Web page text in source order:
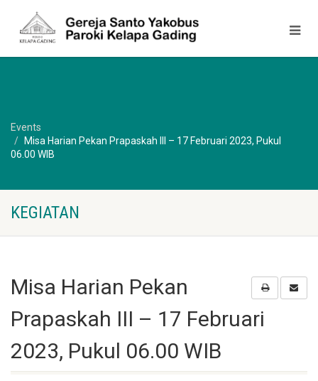
Events
Misa Harian Pekan Prapaskah III – 17 Februari 2023, Pukul
06.00 WIB
KEGIATAN
Misa Harian Pekan
Prapaskah III – 17 Februari
2023, Pukul 06.00 WIB